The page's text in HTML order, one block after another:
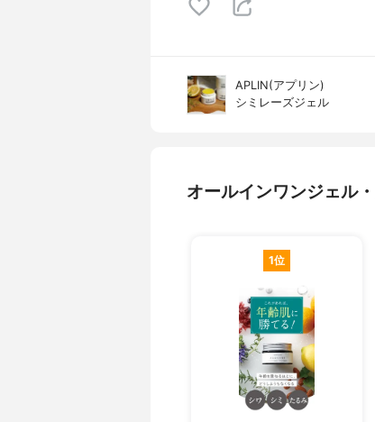
APLIN(アプリン)
シミレーズジェル
オールインワンジェル
1位